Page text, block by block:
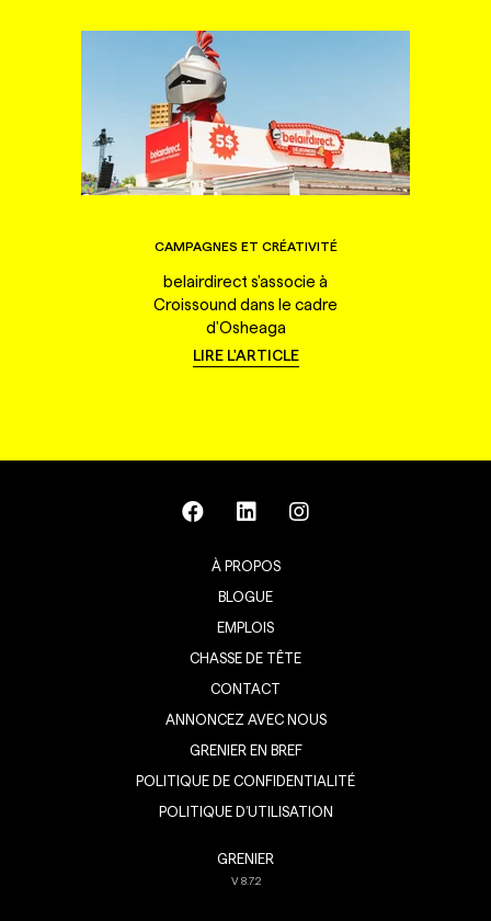
CAMPAGNES ET CRÉATIVITÉ
belairdirect s'associe à
Croissound dans le cadre
d'Osheaga
LIRE L'ARTICLE
À PROPOS
BLOGUE
EMPLOIS
CHASSE DE TÊTE
CONTACT
ANNONCEZ AVEC NOUS
GRENIER EN BREF
POLITIQUE DE CONFIDENTIALITÉ
POLITIQUE D’UTILISATION
GRENIER
V8.7.2